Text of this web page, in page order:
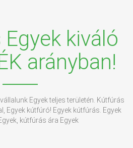
kiváló
arányban!
Egyek teljes területén. Kútfúrás
Egyek kútfúró! Egyek kútfúrás. Egyek
kútfúrás ára Egyek